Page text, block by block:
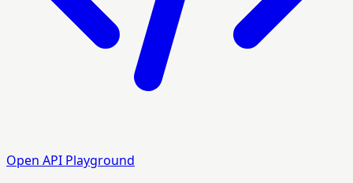
Open API Playground